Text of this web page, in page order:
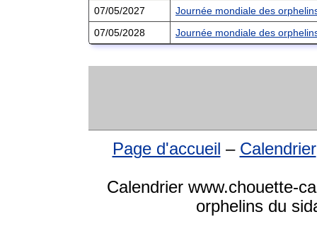
07/05/2027
Journée mondiale des
07/05/2028
Journée mondiale des
Page d'accueil – Calendrier
Calendrier www.chouette-
orphelins du